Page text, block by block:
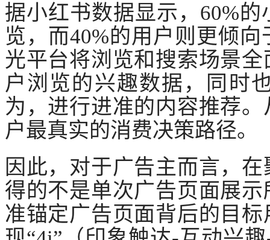
据小红书数据显示， 60%
览，而40%的用户则更倾
光平台将浏览和搜索场景
户浏览的兴趣数据，同时
为，进行进准的内容推荐
户最真实的消费决策路径。
因此，对于广告主而言，
得的不是单次广告页面展
准锚定广告页面背后的目